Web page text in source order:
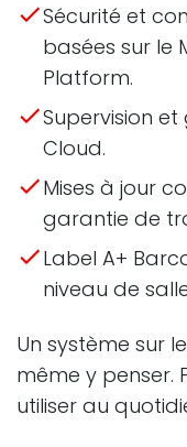
Sécurité et
basées sur le
Platform.
Supervision
Cloud.
Mises à jour
garantie de
Label A+
niveau de
Un système sur
même y penser.
utiliser au